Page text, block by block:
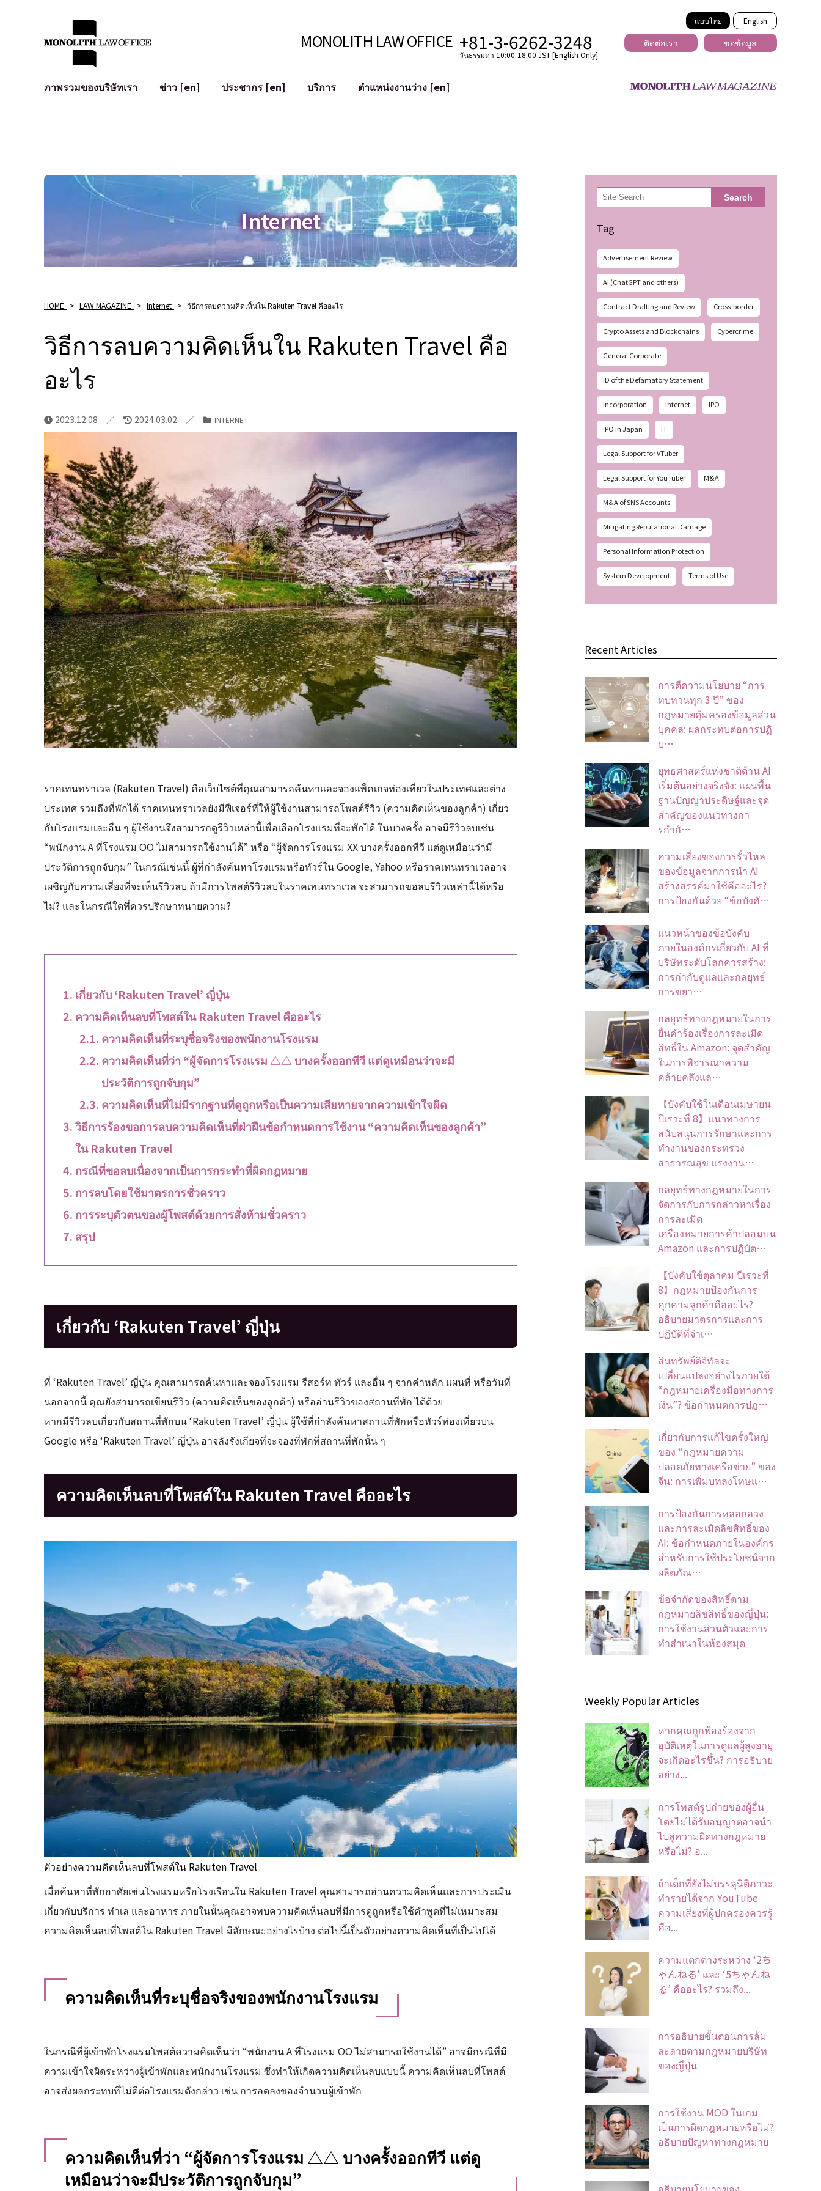
แบบไทย English
MONOLITH LAW OFFICE +81-3-6262-3248
วันธรรมดา 10:00-18:00 JST [English Only]
ติดต่อเรา ขอข้อมูล
ภาพรวมของบริษัทเรา
ข่าว [en] ประชากร [en]
บริการ
การป้องกันข้อมูลส่วนบุคคล
การตรวจสอบโฆษณา
AI (ChatGPT ฯลฯ)
อาชญากรรมไซเบอร์
การบรรเทาความเสียหายต่อชื่อเสียง
การระบุตัวตนของคำกล่าวหาที่เป็นการใส่ร้าย
ตำแหน่งงานว่าง [en]
Internet
HOME > LAW MAGAZINE > Internet > วิธีการลบความคิดเห็นใน Rakuten Travel คืออะไร
วิธีการลบความคิดเห็นใน Rakuten Travel คือ
อะไร
2023.12.08 2024.03.02 INTERNET
ราคเทนทราเวล (Rakuten Travel) คือเว็บไซต์ที่คุณสามารถค้นหาและจองแพ็คเกจท่องเที่ยวในประเทศและต่าง
ประเทศ รวมถึงที่พักได้ ราคเทนทราเวลยังมีฟีเจอร์ที่ให้ผู้ใช้งานสามารถโพสต์รีวิว (ความคิดเห็นของลูกค้า) เกี่ยว
กับโรงแรมและอื่น ๆ ผู้ใช้งานจึงสามารถดูรีวิวเหล่านี้เพื่อเลือกโรงแรมที่จะพักได้ ในบางครั้ง อาจมีรีวิวลบเช่น
“พนักงาน A ที่โรงแรม OO ไม่สามารถใช้งานได้” หรือ “ผู้จัดการโรงแรม XX บางครั้งออกทีวี แต่ดูเหมือนว่ามี
ประวัติการถูกจับกุม” ในกรณีเช่นนี้ ผู้ที่กำลังค้นหาโรงแรมหรือทัวร์ใน Google, Yahoo หรือราคเทนทราเวลอาจ
เผชิญกับความเสี่ยงที่จะเห็นรีวิวลบ ถ้ามีการโพสต์รีวิวลบในราคเทนทราเวล จะสามารถขอลบรีวิวเหล่านี้ได้หรือ
ไม่? และในกรณีใดที่ควรปรึกษาทนายความ?
เกี่ยวกับ ‘Rakuten Travel’ ญี่ปุ่น
ความคิดเห็นลบที่โพสต์ใน Rakuten Travel คืออะไร
ความคิดเห็นที่ระบุชื่อจริงของพนักงานโรงแรม
ความคิดเห็นที่ว่า “ผู้จัดการโรงแรม △△ บางครั้งออกทีวี แต่ดูเหมือนว่าจะมี
ประวัติการถูกจับกุม”
ความคิดเห็นที่ไม่มีรากฐานที่ดูถูกหรือเป็นความเสียหายจากความเข้าใจผิด
วิธีการร้องขอการลบความคิดเห็นที่ฝ่าฝืนข้อกำหนดการใช้งาน “ความคิดเห็นของลูกค้า”
ใน Rakuten Travel
กรณีที่ขอลบเนื่องจากเป็นการกระทำที่ผิดกฎหมาย
การลบโดยใช้มาตรการชั่วคราว
การระบุตัวตนของผู้โพสต์ด้วยการสั่งห้ามชั่วคราว
สรุป
เกี่ยวกับ ‘Rakuten Travel’ ญี่ปุ่น
ที่ ‘Rakuten Travel’ ญี่ปุ่น คุณสามารถค้นหาและจองโรงแรม รีสอร์ท ทัวร์ และอื่น ๆ จากคำหลัก แผนที่ หรือวันที่
นอกจากนี้ คุณยังสามารถเขียนรีวิว (ความคิดเห็นของลูกค้า) หรืออ่านรีวิวของสถานที่พัก ได้ด้วย
หากมีรีวิวลบเกี่ยวกับสถานที่พักบน ‘Rakuten Travel’ ญี่ปุ่น ผู้ใช้ที่กำลังค้นหาสถานที่พักหรือทัวร์ท่องเที่ยวบน
Google หรือ ‘Rakuten Travel’ ญี่ปุ่น อาจลังรังเกียจที่จะจองที่พักที่สถานที่พักนั้น ๆ
ความคิดเห็นลบที่โพสต์ใน Rakuten Travel คืออะไร
ตัวอย่างความคิดเห็นลบที่โพสต์ใน Rakuten Travel
เมื่อค้นหาที่พักอาศัยเช่นโรงแรมหรือโรงเรือนใน Rakuten Travel คุณสามารถอ่านความคิดเห็นและการประเมิน
เกี่ยวกับบริการ ทำเล และอาหาร ภายในนั้นคุณอาจพบความคิดเห็นลบที่มีการดูถูกหรือใช้คำพูดที่ไม่เหมาะสม
ความคิดเห็นลบที่โพสต์ใน Rakuten Travel มีลักษณะอย่างไรบ้าง ต่อไปนี้เป็นตัวอย่างความคิดเห็นที่เป็นไปได้
ความคิดเห็นที่ระบุชื่อจริงของพนักงานโรงแรม
ในกรณีที่ผู้เข้าพักโรงแรมโพสต์ความคิดเห็นว่า “พนักงาน A ที่โรงแรม OO ไม่สามารถใช้งานได้” อาจมีกรณีที่มี
ความเข้าใจผิดระหว่างผู้เข้าพักและพนักงานโรงแรม ซึ่งทำให้เกิดความคิดเห็นลบแบบนี้ ความคิดเห็นลบที่โพสต์
อาจส่งผลกระทบที่ไม่ดีต่อโรงแรมดังกล่าว เช่น การลดลงของจำนวนผู้เข้าพัก
ความคิดเห็นที่ว่า “ผู้จัดการโรงแรม △△ บางครั้งออกทีวี แต่ดู
เหมือนว่าจะมีประวัติการถูกจับกุม”
検
索 Search
Tag
Advertisement Review
AI (ChatGPT and others)
Contract Drafting and Review Cross-border
Crypto Assets and Blockchains Cybercrime
General Corporate
ID of the Defamatory Statement
Incorporation Internet IPO
IPO in Japan IT
Legal Support for VTuber
Legal Support for YouTuber M&A
M&A of SNS Accounts
Mitigating Reputational Damage
Personal Information Protection
System Development Terms of Use
Recent Articles
การตีความนโยบาย “การ
ทบทวนทุก 3 ปี” ของ
กฎหมายคุ้มครองข้อมูลส่วน
บุคคล: ผลกระทบต่อการปฏิ
บ…
ยุทธศาสตร์แห่งชาติด้าน AI
เริ่มต้นอย่างจริงจัง: แผนพื้น
ฐานปัญญาประดิษฐ์และจุด
สำคัญของแนวทางกา
รกำกั…
ความเสี่ยงของการรั่วไหล
ของข้อมูลจากการนำ AI
สร้างสรรค์มาใช้คืออะไร?
การป้องกันด้วย “ข้อบังคั…
แนวหน้าของข้อบังคับ
ภายในองค์กรเกี่ยวกับ AI ที่
บริษัทระดับโลกควรสร้าง:
การกำกับดูแลและกลยุทธ์
การขยา…
กลยุทธ์ทางกฎหมายในการ
ยื่นคำร้องเรื่องการละเมิด
สิทธิ์ใน Amazon: จุดสำคัญ
ในการพิจารณาความ
คล้ายคลึงแล…
【บังคับใช้ในเดือนเมษายน
ปีเรวะที่ 8】แนวทางการ
สนับสนุนการรักษาและการ
ทำงานของกระทรวง
สาธารณสุข แรงงาน…
กลยุทธ์ทางกฎหมายในการ
จัดการกับการกล่าวหาเรื่อง
การละเมิด
เครื่องหมายการค้าปลอมบน
Amazon และการปฏิบัต…
【บังคับใช้ตุลาคม ปีเรวะที่
8】กฎหมายป้องกันการ
คุกคามลูกค้าคืออะไร?
อธิบายมาตรการและการ
ปฏิบัติที่จำเ…
สินทรัพย์ดิจิทัลจะ
เปลี่ยนแปลงอย่างไรภายใต้
“กฎหมายเครื่องมือทางการ
เงิน”? ข้อกำหนดการปฏ…
เกี่ยวกับการแก้ไขครั้งใหญ่
ของ “กฎหมายความ
ปลอดภัยทางเครือข่าย” ของ
จีน: การเพิ่มบทลงโทษแ…
การป้องกันการหลอกลวง
และการละเมิดลิขสิทธิ์ของ
AI: ข้อกำหนดภายในองค์กร
สำหรับการใช้ประโยชน์จาก
ผลิตภัณ…
ข้อจํากัดของสิทธิ์ตาม
กฎหมายลิขสิทธิ์ของญี่ปุ่น:
การใช้งานส่วนตัวและการ
ทําสําเนาในห้องสมุด
Weekly Popular Articles
หากคุณถูกฟ้องร้องจาก
อุบัติเหตุในการดูแลผู้สูงอายุ
จะเกิดอะไรขึ้น? การอธิบาย
อย่าง...
การโพสต์รูปถ่ายของผู้อื่น
โดยไม่ได้รับอนุญาตอาจนํา
ไปสู่ความผิดทางกฎหมาย
หรือไม่? อ...
ถ้าเด็กที่ยังไม่บรรลุนิติภาวะ
ทำรายได้จาก YouTube
ความเสี่ยงที่ผู้ปกครองควรรู้
คือ...
ความแตกต่างระหว่าง ‘2ち
ゃんねる’ และ ‘5ちゃんね
る’ คืออะไร? รวมถึง...
การอธิบายขั้นตอนการล้ม
ละลายตามกฎหมายบริษัท
ของญี่ปุ่น
การใช้งาน MOD ในเกม
เป็นการผิดกฎหมายหรือไม่?
อธิบายปัญหาทางกฎหมาย